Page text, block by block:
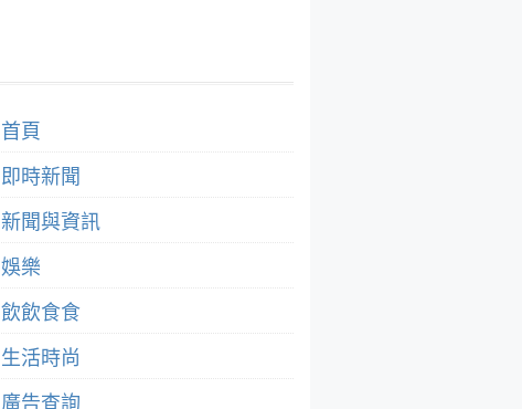
首頁
即時新聞
新聞與資訊
娛樂
飲飲食食
生活時尚
廣告查詢